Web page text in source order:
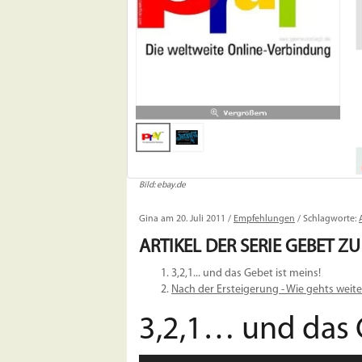
Bild: ebay.de
Gina am 20. Juli 2011 / Empfehlungen / Schlagworte:
ARTIKEL DER SERIEGEBET
3,2,1... und das Gebet ist meins!
Nach der Ersteigerung - Wie gehts
3,2,1… und das